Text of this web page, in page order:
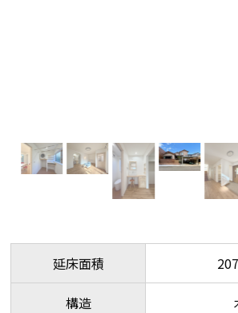
延床面積
構造